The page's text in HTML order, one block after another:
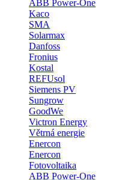
ABB Power-One
Kaco
SMA
Solarmax
Danfoss
Fronius
Kostal
REFUsol
Siemens PV
Sungrow
GoodWe
Victron Energy
Větrná energie
Enercon
Enercon
Fotovoltaika
ABB Power-One